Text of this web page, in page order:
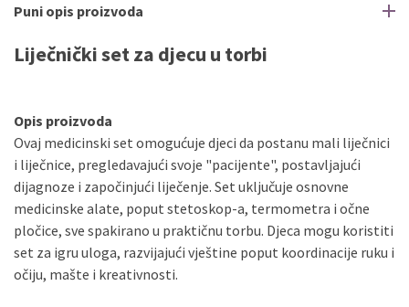
Puni opis proizvoda
Liječnički set za djecu u torbi
Opis proizvoda
Ovaj medicinski set omogućuje djeci da postanu mali liječnici
i liječnice, pregledavajući svoje "pacijente", postavljajući
dijagnoze i započinjući liječenje. Set uključuje osnovne
medicinske alate, poput stetoskop-a, termometra i očne
pločice, sve spakirano u praktičnu torbu. Djeca mogu koristiti
set za igru uloga, razvijajući vještine poput koordinacije ruku i
očiju, mašte i kreativnosti.